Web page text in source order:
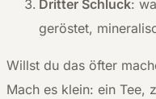
Dritter Schluck:
geröstet,
Willst du das öfter
Mach es klein: ein Tee,